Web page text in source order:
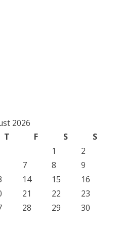
2026
T F S
S
1
2
7 8
9
14 15
16
21 22
23
28 29
30